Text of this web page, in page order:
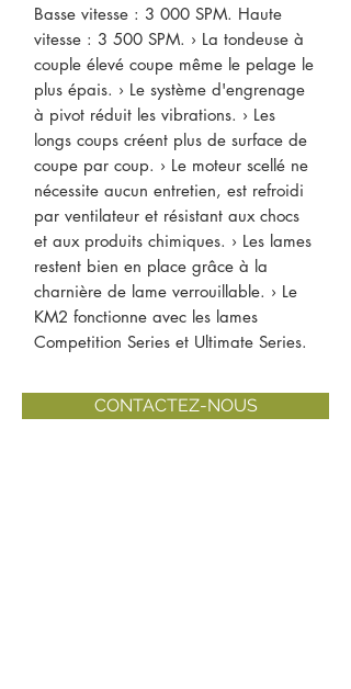
Basse vitesse : 3 000 SPM. Haute
vitesse : 3 500 SPM. › La tondeuse à
couple élevé coupe même le pelage le
plus épais. › Le système d'engrenage
à pivot réduit les vibrations. › Les
longs coups créent plus de surface de
coupe par coup. › Le moteur scellé ne
nécessite aucun entretien, est refroidi
par ventilateur et résistant aux chocs
et aux produits chimiques. › Les lames
restent bien en place grâce à la
charnière de lame verrouillable. › Le
KM2 fonctionne avec les lames
Competition Series et Ultimate Series.
CONTACTEZ-NOUS